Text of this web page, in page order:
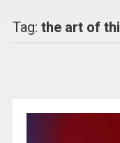
Tag: the art of